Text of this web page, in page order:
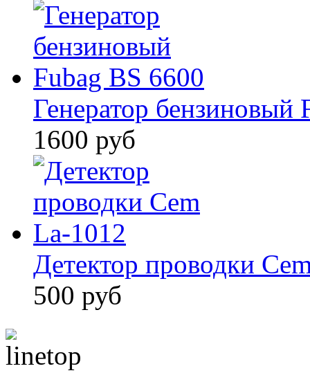
Генератор бензиновый
1600 руб
Детектор проводки
500 руб